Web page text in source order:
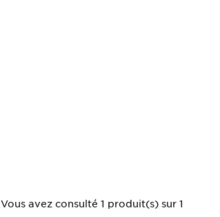
Vous avez consulté 1 produit(s) sur 1